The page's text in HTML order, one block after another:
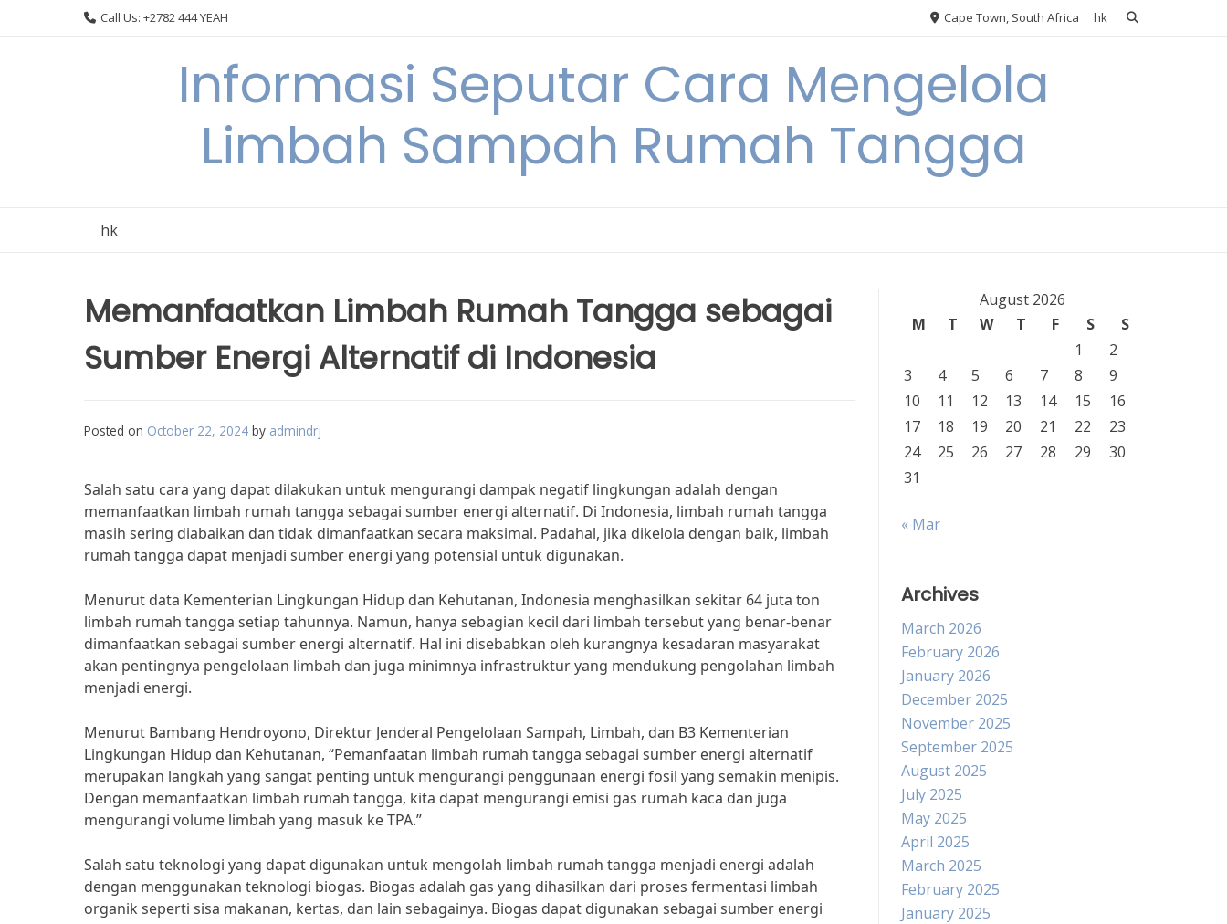
Call Us: +2782 444 YEAH Cape Town, South Africa hk
Informasi Seputar Cara Mengelola
Limbah Sampah Rumah Tangga
hk
Memanfaatkan Limbah Rumah Tangga sebagai
Sumber Energi Alternatif di Indonesia
Posted on October 22, 2024 by admindrj
Salah satu cara yang dapat dilakukan untuk mengurangi dampak negatif lingkungan adalah dengan
memanfaatkan limbah rumah tangga sebagai sumber energi alternatif. Di Indonesia, limbah rumah tangga
masih sering diabaikan dan tidak dimanfaatkan secara maksimal. Padahal, jika dikelola dengan baik, limbah
rumah tangga dapat menjadi sumber energi yang potensial untuk digunakan.
Menurut data Kementerian Lingkungan Hidup dan Kehutanan, Indonesia menghasilkan sekitar 64 juta ton
limbah rumah tangga setiap tahunnya. Namun, hanya sebagian kecil dari limbah tersebut yang benar-benar
dimanfaatkan sebagai sumber energi alternatif. Hal ini disebabkan oleh kurangnya kesadaran masyarakat
akan pentingnya pengelolaan limbah dan juga minimnya infrastruktur yang mendukung pengolahan limbah
menjadi energi.
Menurut Bambang Hendroyono, Direktur Jenderal Pengelolaan Sampah, Limbah, dan B3 Kementerian
Lingkungan Hidup dan Kehutanan, “Pemanfaatan limbah rumah tangga sebagai sumber energi alternatif
merupakan langkah yang sangat penting untuk mengurangi penggunaan energi fosil yang semakin menipis.
Dengan memanfaatkan limbah rumah tangga, kita dapat mengurangi emisi gas rumah kaca dan juga
mengurangi volume limbah yang masuk ke TPA.”
Salah satu teknologi yang dapat digunakan untuk mengolah limbah rumah tangga menjadi energi adalah
dengan menggunakan teknologi biogas. Biogas adalah gas yang dihasilkan dari proses fermentasi limbah
organik seperti sisa makanan, kertas, dan lain sebagainya. Biogas dapat digunakan sebagai sumber energi
August 2026
M
T W T F S
S
1
2
3
4 5 6 7 8
9
10
11 12 13 14 15
16
17
18 19 20 21 22
23
24
25 26 27 28 29
30
31
« Mar
Archives
March 2026
February 2026
January 2026
December 2025
November 2025
September 2025
August 2025
July 2025
May 2025
April 2025
March 2025
February 2025
January 2025